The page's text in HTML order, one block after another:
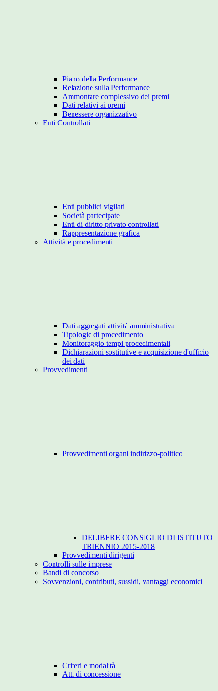
Piano della Performance
Relazione sulla Performance
Ammontare complessivo dei premi
Dati relativi ai premi
Benessere organizzativo
Enti Controllati
Enti pubblici vigilati
Società partecipate
Enti di diritto privato controllati
Rappresentazione grafica
Attività e procedimenti
Dati aggregati attività amministrativa
Tipologie di procedimento
Monitoraggio tempi procedimentali
Dichiarazioni sostitutive e acquisizione d'ufficio
dei dati
Provvedimenti
Provvedimenti organi indirizzo-politico
DELIBERE CONSIGLIO DI ISTITUTO
TRIENNIO 2015-2018
Provvedimenti dirigenti
Controlli sulle imprese
Bandi di concorso
Sovvenzioni, contributi, sussidi, vantaggi economici
Criteri e modalità
Atti di concessione